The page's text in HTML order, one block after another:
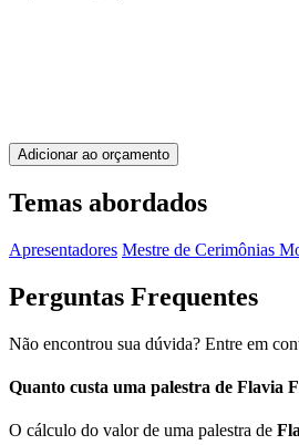
Adicionar ao orçamento
Temas abordados
Apresentadores Mestre de Cerimônias
Perguntas Frequentes
Não encontrou sua dúvida? Entre em
Quanto custa uma palestra de Flavia
O cálculo do valor de uma palestra de